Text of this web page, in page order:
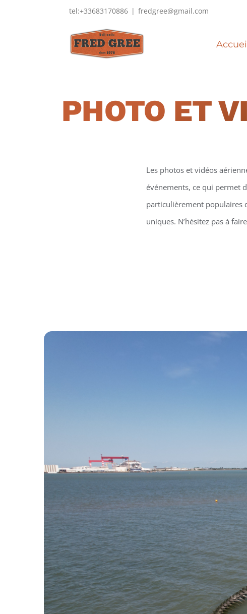
tel:+33683170886 | fredgree@gmail.com
PHOTO ET
Les photos et vidéos
événements, ce qui permet
particulièrement populaires
uniques. N’hésitez pas à